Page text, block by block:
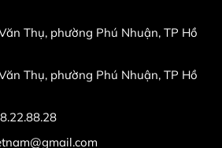
Thụ, phường Phú Nhuận, TP Hồ
Thụ, phường Phú Nhuận, TP Hồ